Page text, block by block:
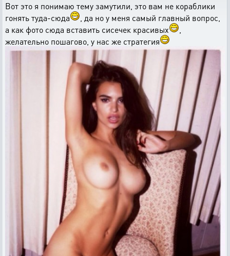
Вот это я понимаю тему замутили, это вам не кораблики
гонять туда-сюда
, да но у меня самый главный вопрос,
а как фото сюда вставить сисечек красивых
желательно пошагово, у нас же стратегия